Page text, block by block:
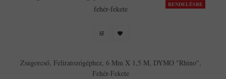
RENDELÉSRE
Zsugorcső, Feliratozógéphez, 6 Mm X 1,5 M, DYMO "Rhino",
Fehér-Fekete